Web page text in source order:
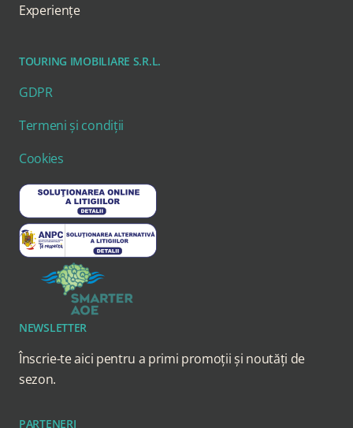
Experiențe
TOURING IMOBILIARE S.R.L.
GDPR
Termeni și condiții
Cookies
NEWSLETTER
Înscrie-te aici pentru a primi promoții și noutăți de
sezon.
PARTENERI